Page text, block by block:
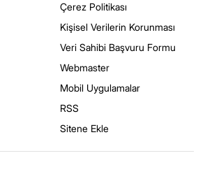
Çerez Politikası
Kişisel Verilerin Korunması
Veri Sahibi Başvuru Formu
Webmaster
Mobil Uygulamalar
RSS
Sitene Ekle